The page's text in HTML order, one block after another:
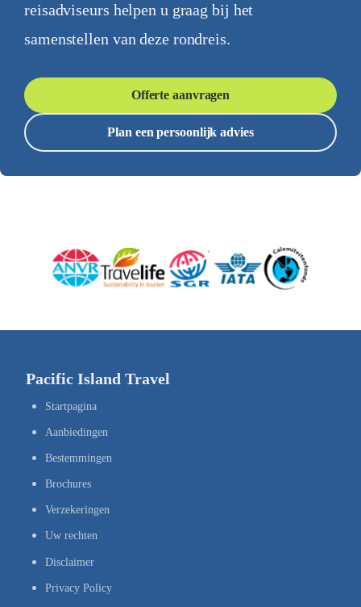
reisadviseurs helpen u graag bij het
samenstellen van deze rondreis.
Offerte aanvragen
Plan een persoonlijk advies
Pacific Island Travel
Startpagina
Aanbiedingen
Bestemmingen
Brochures
Verzekeringen
Uw rechten
Disclaimer
Privacy Policy